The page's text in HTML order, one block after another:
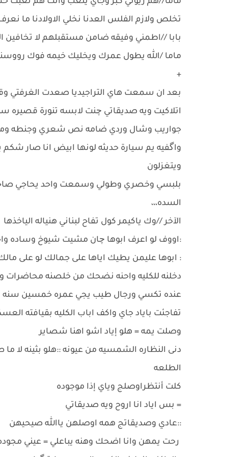
تخلص ولازم الفلس العدنا نخلي الاولادنا ما
بابا //اطمني وفيقه ضامن مستقبلهم لا تخافين
ماما /الله يطول عمرك ويخليك خيمه فوك رووسنا
+
بعد ان سمعت هاي التراجيديا صعدت
اتلاكيت ويه صديقاتي چنت لابسه تنورة
جواريب وشال وردي ضامه نص شعري وجنطه
واگفيه يم سيارة حديثه لونها ابيض انا صار
ويتغزلون
بلبسي وخصري وطولي وسمعت واحد يحاجي
السده،،،
الآخر //وك ياكيمر كول تفاح لبناني هنياله الياخذها
:اووف لو اعرف ابوها چان مشيت شيوخ وساده
: ابوها عليمن يطيك اياها على جمالك لو على
دخلنه للكليه واحنه نضحك من خلصنه محاضرات
عنده تكسي ورجال طيب يجي عمره خمسين سنه
تفاجئت باياد جاي واكف اباب الكليه بقيافته
وصلت يمه = هلو إياد اشو اهنا شصاير
دنى النظاره الشمسيه من عيونه ::هلو بثينه
الطلعه
كلت أنتظراوصلج وياي إذا موجوده
= بس اياد انا اروح ويه صديقاتي
::عادي وصديقاتج همه اوصلهن ياالله صيحيهن
رحت يمهن وانا اضحك وهنه يباعلي = عيني